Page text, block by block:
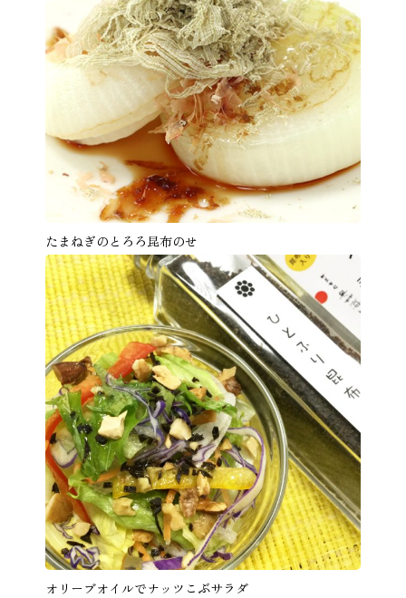
たまねぎのとろろ昆布のせ
オリーブオイルでナッツこぶサラダ